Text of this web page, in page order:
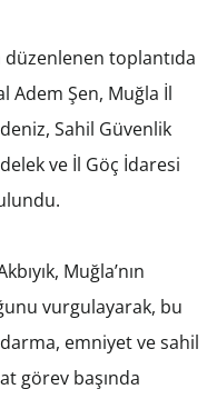
düzenlenen toplantıda
Adem Şen, Muğla İl
Sahil Güvenlik
ve İl Göç İdaresi
Muğla’nın
vurgulayarak, bu
emniyet ve sahil
görev başında